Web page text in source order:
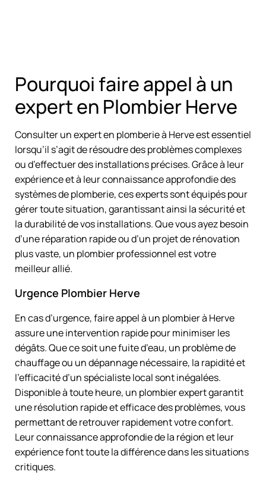
Pourquoi faire appel à un
expert en Plombier Herve
Consulter un expert en plomberie à Herve est essentiel
lorsqu’il s’agit de résoudre des problèmes complexes
ou d’effectuer des installations précises. Grâce à leur
expérience et à leur connaissance approfondie des
systèmes de plomberie, ces experts sont équipés pour
gérer toute situation, garantissant ainsi la sécurité et
la durabilité de vos installations. Que vous ayez besoin
d’une réparation rapide ou d’un projet de rénovation
plus vaste, un plombier professionnel est votre
meilleur allié.
Urgence Plombier Herve
En cas d’urgence, faire appel à un plombier à Herve
assure une intervention rapide pour minimiser les
dégâts. Que ce soit une fuite d’eau, un problème de
chauffage ou un dépannage nécessaire, la rapidité et
l’efficacité d’un spécialiste local sont inégalées.
Disponible à toute heure, un plombier expert garantit
une résolution rapide et efficace des problèmes, vous
permettant de retrouver rapidement votre confort.
Leur connaissance approfondie de la région et leur
expérience font toute la différence dans les situations
critiques.